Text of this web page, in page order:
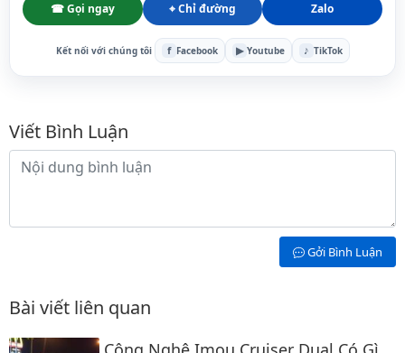
☎ Gọi ngay ⌖ Chỉ đường Zalo
Kết nối với chúng tôi f Facebook ▶ Youtube ♪ TikTok
Bình luận
Viết Bình Luận
Nội dung bình luận
Gởi Bình Luận
Bài viết liên quan